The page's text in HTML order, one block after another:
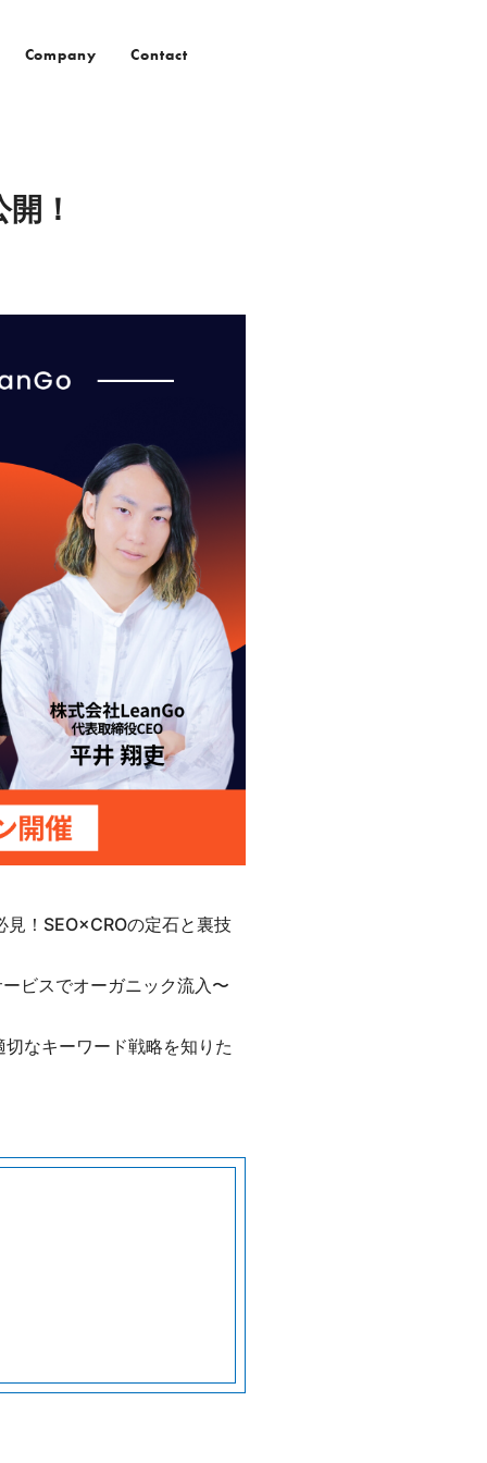
Company Contact
！
！SEO×CROの定石と裏技
ビスでオーガニック流入〜
なキーワード戦略を知りた